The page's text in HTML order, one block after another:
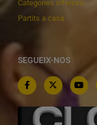
Categories inferiors
Partits a casa
SEGUEIX-NOS